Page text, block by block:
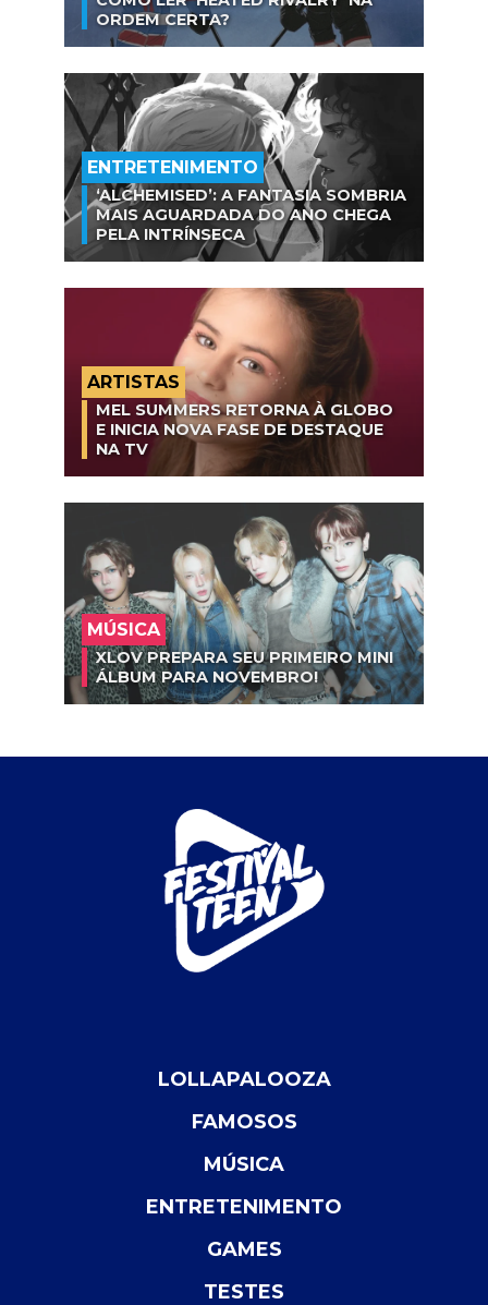
ORDEM CERTA?
ENTRETENIMENTO
‘ALCHEMISED’: A FANTASIA SOMBRIA
MAIS AGUARDADA DO ANO CHEGA
PELA INTRÍNSECA
ARTISTAS
MEL SUMMERS RETORNA À GLOBO
E INICIA NOVA FASE DE DESTAQUE
NA TV
MÚSICA
XLOV PREPARA SEU PRIMEIRO MINI
ÁLBUM PARA NOVEMBRO!
LOLLAPALOOZA
FAMOSOS
MÚSICA
ENTRETENIMENTO
GAMES
TESTES